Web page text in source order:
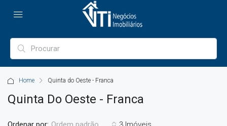
Home Quinta do Oeste - Franca
Quinta Do Oeste - Franca